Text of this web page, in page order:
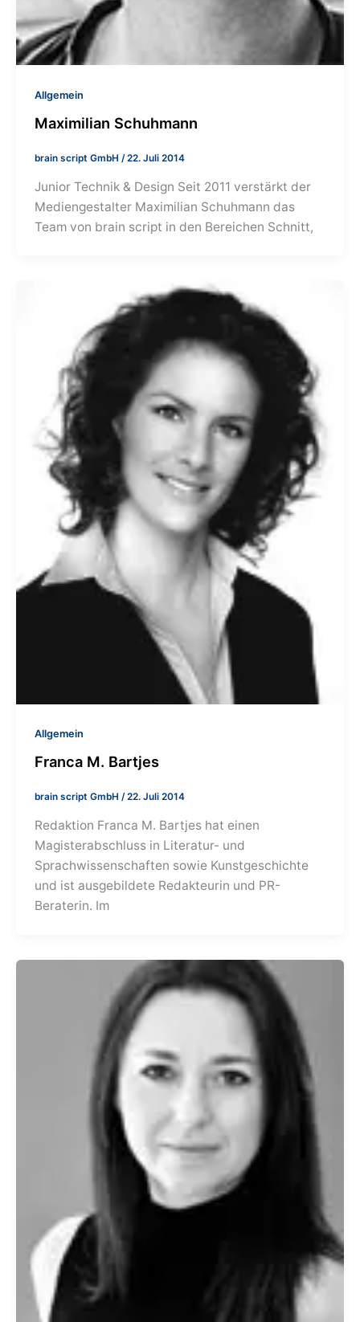
Allgemein
Maximilian Schuhmann
brain script GmbH /22. Juli 2014
Junior Technik & Design Seit 2011 verstärkt der
Mediengestalter Maximilian Schuhmann das
Team von brain script in den Bereichen Schnitt,
Allgemein
Franca M. Bartjes
brain script GmbH/22. Juli 2014
Redaktion Franca M. Bartjes hat einen
Magisterabschluss in Literatur- und
Sprachwissenschaften sowie Kunstgeschichte
und ist ausgebildete Redakteurin und PR-
Beraterin. Im